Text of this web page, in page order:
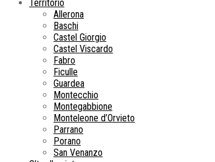
Territorio
Allerona
Baschi
Castel Giorgio
Castel Viscardo
Fabro
Ficulle
Guardea
Montecchio
Montegabbione
Monteleone d’Orvieto
Parrano
Porano
San Venanzo